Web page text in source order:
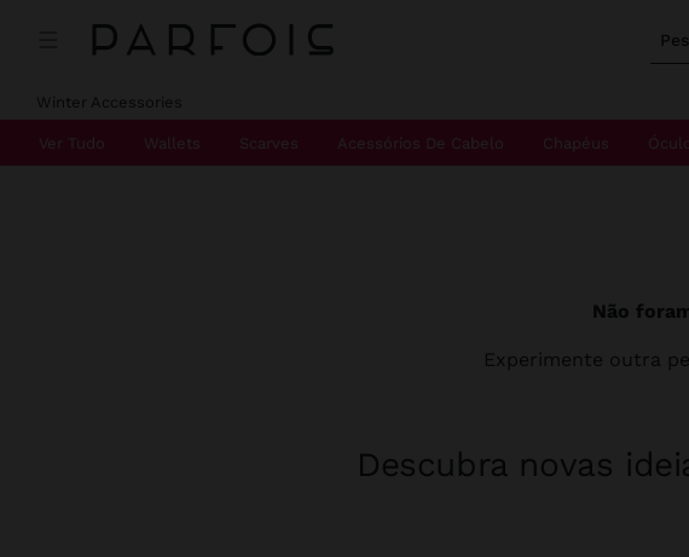
Winter Accessories
Ver Tudo Wallets Scarves Acessórios De Cabelo Chapéus
Não
Experimente outra
Descubra novas